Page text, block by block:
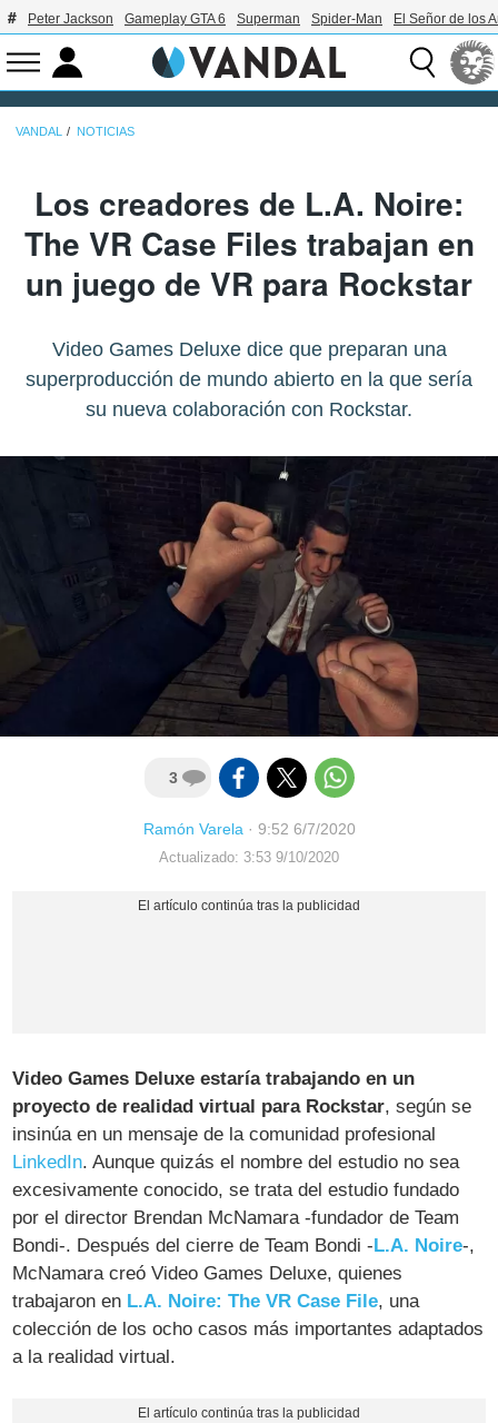
Peter Jackson Gameplay GTA 6 Superman Spider-Man El Señor de los
VANDAL NOTICIAS
Los creadores de L.A. Noire:
The VR Case Files trabajan en
un juego de VR para Rockstar
Video Games Deluxe dice que preparan una
superproducción de mundo abierto en la que sería
su nueva colaboración con Rockstar.
3
Ramón Varela· 9:52 6/7/2020
Actualizado: 3:53 9/10/2020
Video Games Deluxe estaría trabajando en un
proyecto de realidad virtual para Rockstar, según se
insinúa en un mensaje de la comunidad profesional
LinkedIn. Aunque quizás el nombre del estudio no sea
excesivamente conocido, se trata del estudio fundado
por el director Brendan McNamara -fundador de Team
Bondi-. Después del cierre de Team Bondi -L.A. Noire-,
McNamara creó Video Games Deluxe, quienes
trabajaron en L.A. Noire: The VR Case File, una
colección de los ocho casos más importantes adaptados
a la realidad virtual.